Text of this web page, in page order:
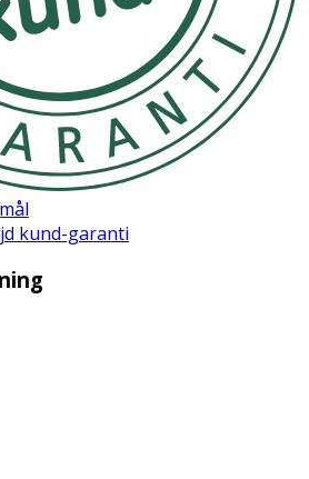
kund-garanti